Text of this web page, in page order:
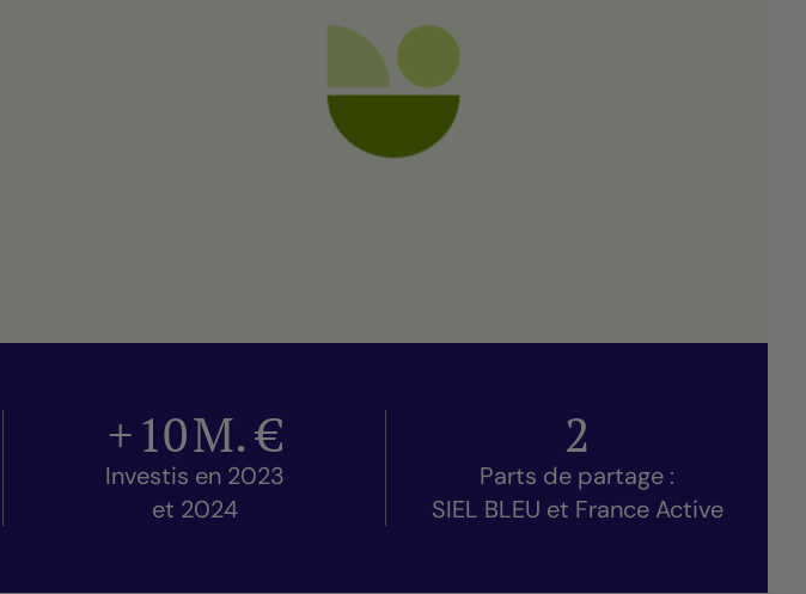
+10M. €
Investis en 2023
et 2024
2
Parts de partage :
SIEL BLEU et France Active